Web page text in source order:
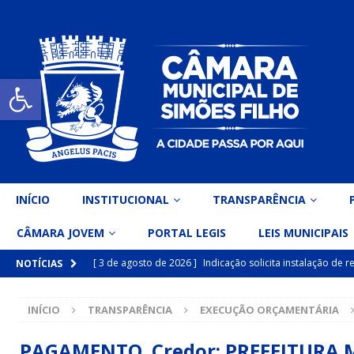
Open toolbar
INÍCIO INSTITUCIONAL TRANSPARÊNCIA
CÂMARA JOVEM PORTAL LEGIS LEIS MUNICIPAIS
NOTÍCIAS [ 3 de agosto de 2026 ] Indicação solicita instalação de
inclusiva
DESTAQUE
[ 15 de julho de 2026 ]
Vereador Belo Gazineu
INÍCIO TRANSPARÊNCIA EXECUÇÃO ORÇAMENTÁRIA